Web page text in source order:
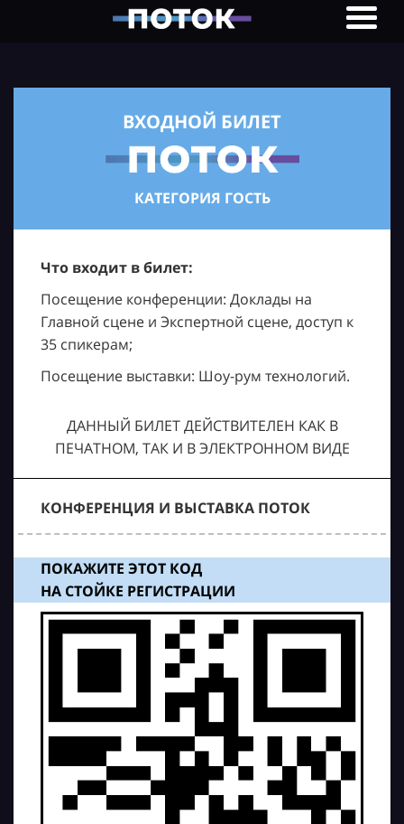
ВХОДНОЙ БИЛЕТ
КАТЕГОРИЯ ГОСТЬ
Что входит в билет:
Посещение конференции: Доклады на
Главной сцене и Экспертной сцене, доступ к
35 спикерам;
Посещение выставки: Шоу-рум технологий.
ДАННЫЙ БИЛЕТ ДЕЙСТВИТЕЛЕН КАК В
ПЕЧАТНОМ, ТАК И В ЭЛЕКТРОННОМ ВИДЕ
КОНФЕРЕНЦИЯ И ВЫСТАВКА ПОТОК
ПОКАЖИТЕ ЭТОТ КОД
НА СТОЙКЕ РЕГИСТРАЦИИ